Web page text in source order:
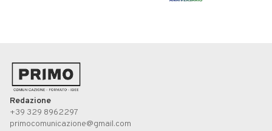
Redazione
+39 329 8962297
primocomunicazione@gmail.com